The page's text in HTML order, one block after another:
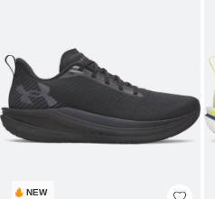
NEW